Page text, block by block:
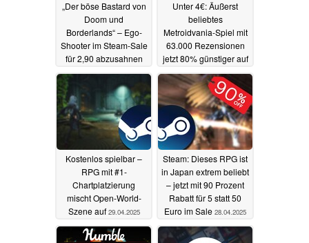
„Der böse Bastard von
Doom und
Borderlands“ – Ego-
Shooter im Steam-Sale
für 2,90 abzusahnen
29.04.2025
Unter 4€: Äußerst
beliebtes
Metroidvania-Spiel mit
63.000 Rezensionen
jetzt 80% günstiger auf
Steam29.04.2025
Kostenlos spielbar –
RPG mit #1-
Chartplatzierung
mischt Open-World-
Szene auf 29.04.2025
Steam: Dieses RPG ist
in Japan extrem beliebt
– jetzt mit 90 Prozent
Rabatt für 5 statt 50
Euro im Sale 28.04.2025